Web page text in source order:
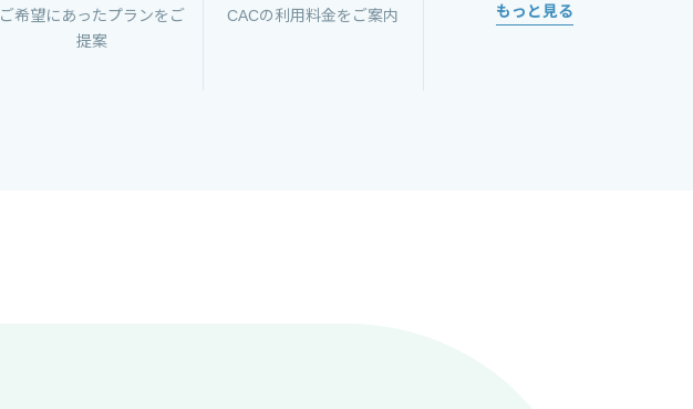
ご希望にあったプランをご
提案
CACの利用料金をご案内 もっと見る